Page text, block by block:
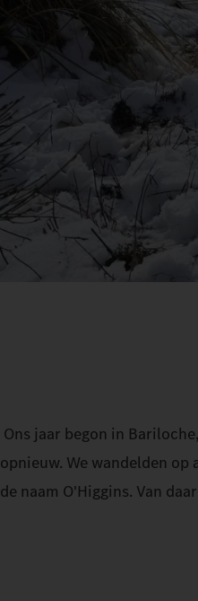
Ons jaar begon in
opnieuw. We wandelden
de naam O'Higgins. Van